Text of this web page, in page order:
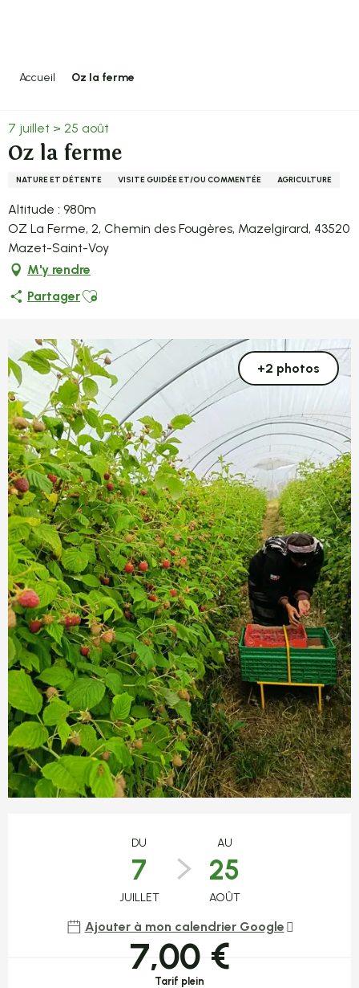
Accueil Oz la ferme
7 juillet > 25 août
Oz la ferme
NATURE ET DÉTENTE VISITE GUIDÉE ET/OU COMMENTÉE AGRICULTURE
Altitude : 980m
OZ La Ferme, 2, Chemin des Fougères, Mazelgirard, 43520
Mazet-Saint-Voy
M'y rendre
PartagerAjouter aux favoris
+2 photos
DU
7
JUILLET
AU
25
AOÛT
Ajouter à mon calendrier Google
7,00 €
Tarif plein